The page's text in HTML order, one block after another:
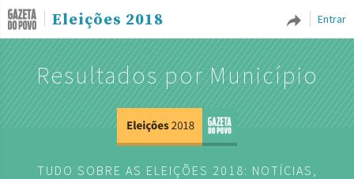
Entrar
Eleições 2018
Resultados por Município
TUDO SOBRE AS ELEIÇÕES 2018: NOTÍCIAS,